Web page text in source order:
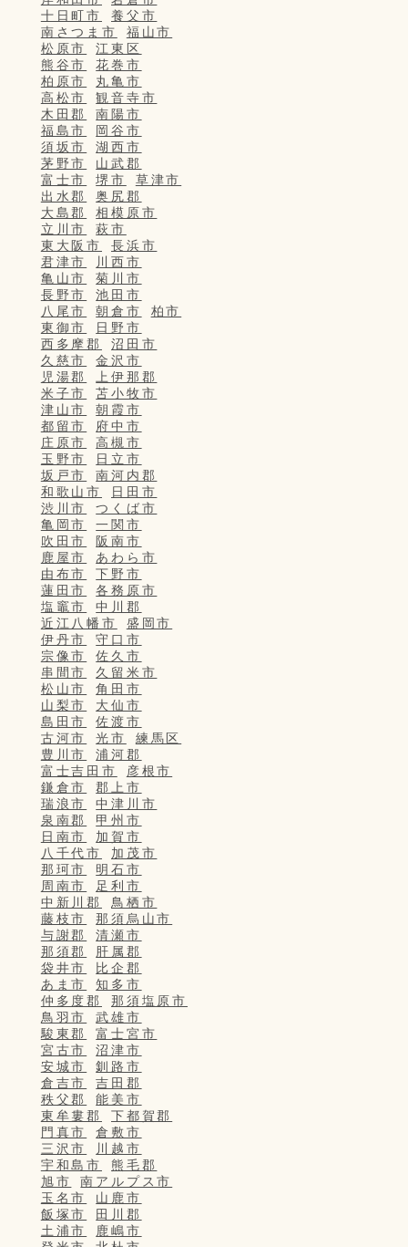
十日町市
養父市
南さつま市
福山市
松原市
江東区
熊谷市
花巻市
柏原市
丸亀市
高松市
観音寺市
木田郡
南陽市
福島市
岡谷市
須坂市
湖西市
茅野市
山武郡
富士市
堺市
草津市
出水郡
奥尻郡
大島郡
相模原市
立川市
萩市
東大阪市
長浜市
君津市
川西市
亀山市
菊川市
長野市
池田市
八尾市
朝倉市
柏市
東御市
日野市
西多摩郡
沼田市
久慈市
金沢市
児湯郡
上伊那郡
米子市
苫小牧市
津山市
朝霞市
都留市
府中市
庄原市
高槻市
玉野市
日立市
坂戸市
南河内郡
和歌山市
日田市
渋川市
つくば市
亀岡市
一関市
吹田市
阪南市
鹿屋市
あわら市
由布市
下野市
蓮田市
各務原市
塩竈市
中川郡
近江八幡市
盛岡市
伊丹市
守口市
宗像市
佐久市
串間市
久留米市
松山市
角田市
山梨市
大仙市
島田市
佐渡市
古河市
光市
練馬区
豊川市
浦河郡
富士吉田市
彦根市
鎌倉市
郡上市
瑞浪市
中津川市
泉南郡
甲州市
日南市
加賀市
八千代市
加茂市
那珂市
明石市
周南市
足利市
中新川郡
鳥栖市
藤枝市
那須烏山市
与謝郡
清瀬市
那須郡
肝属郡
袋井市
比企郡
あま市
知多市
仲多度郡
那須塩原市
鳥羽市
武雄市
駿東郡
富士宮市
宮古市
沼津市
安城市
釧路市
倉吉市
吉田郡
秩父郡
能美市
東牟婁郡
下都賀郡
門真市
倉敷市
三沢市
川越市
宇和島市
熊毛郡
旭市
南アルプス市
玉名市
山鹿市
飯塚市
田川郡
土浦市
鹿嶋市